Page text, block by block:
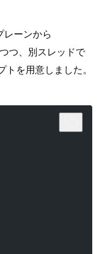
レーンから
つ、別スレッドで
を用意しました。